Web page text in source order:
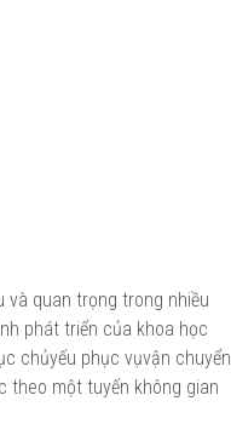
và quan trọng trong nhiều
phát triển của khoa học
chủyếu phục vụvận chuyển
theo một tuyến không gian